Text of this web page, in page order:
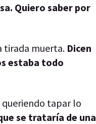
Quiero saber por
tirada muerta. Dicen
estaba todo
queriendo tapar lo
se trataría de una